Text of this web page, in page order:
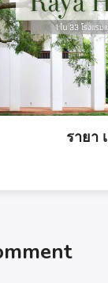
รายา